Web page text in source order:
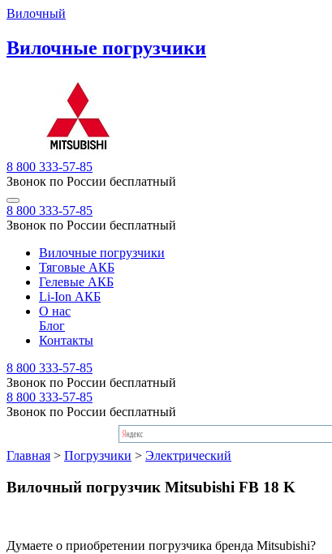
Вилочный
Вилочные погрузчики
8 800 333-57-85
Звонок по России бесплатный
8 800 333-57-85
Звонок по России бесплатный
Вилочные погрузчики
Тяговые АКБ
Гелевые АКБ
Li-Ion АКБ
О нас
Блог
Контакты
8 800 333-57-85
Звонок по России бесплатный
8 800 333-57-85
Звонок по России бесплатный
Главная > Погрузчики > Электрический
Вилочный погрузчик Mitsubishi FB 18 K
Думаете о приобретении погрузчика бренда Mitsubishi?